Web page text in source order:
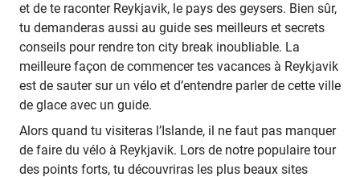
et de te raconter Reykjavik, le pays des geysers. Bien sûr,
tu demanderas aussi au guide ses meilleurs et secrets
conseils pour rendre ton city break inoubliable. La
meilleure façon de commencer tes vacances à Reykjavik
est de sauter sur un vélo et d’entendre parler de cette ville
de glace avec un guide.
Alors quand tu visiteras l’Islande, il ne faut pas manquer
de faire du vélo à Reykjavik. Lors de notre populaire tour
des points forts, tu découvriras les plus beaux sites